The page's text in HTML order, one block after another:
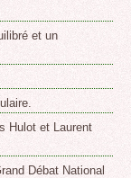
et un
Hulot et Laurent
Débat National